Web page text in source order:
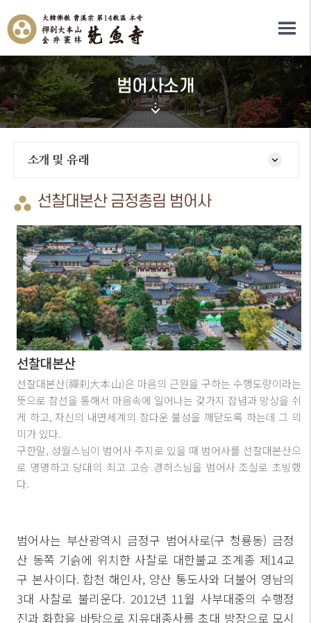
범어사소개
소개 및 유래
선찰대본산 금정총림 범어사
선찰대본산
선찰대본산(禪刹大本山)은 마음의 근원을 구하는 수행도량이라는
뜻으로 참선을 통해서 마음속에 일어나는 갖가지 잡념과 망상을 쉬
게 하고, 자신의 내면세계의 참다운 불성을 깨닫도록 하는데 그 의
미가 있다.
구한말, 성월스님이 범어사 주지로 있을 때 범어사를 선찰대본산으
로 명명하고 당대의 최고 고승 경허스님을 범어사 조실로 초빙했
다.
범어사는 부산광역시 금정구 범어사로(구 청룡동) 금정
산 동쪽 기슭에 위치한 사찰로 대한불교 조계종 제14교
구 본사이다. 합천 해인사, 양산 통도사와 더불어 영남의
3대 사찰로 불리운다. 2012년 11월 사부대중의 수행정
진과 화합을 바탕으로 지유대종사를 초대 방장으로 모시